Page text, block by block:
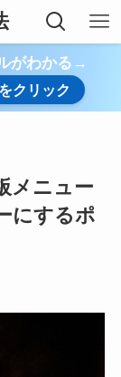
がわかる→
クリック
メニュー
にするポ